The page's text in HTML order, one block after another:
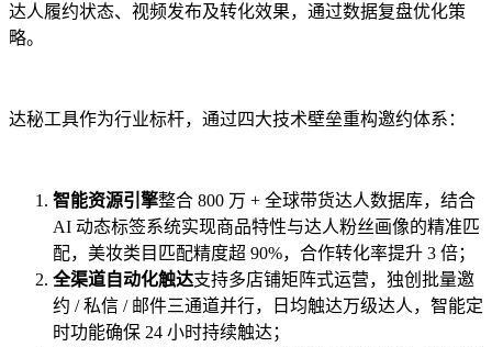
达人履约状态、视频发布及转化效果，通过数据复盘优化策
略。
达秘工具作为行业标杆，通过四大技术壁垒重构邀约体系：
智能资源引擎整合 800 万 + 全球带货达人数据库，结合
AI 动态标签系统实现商品特性与达人粉丝画像的精准匹
配，美妆类目匹配精度超 90%，合作转化率提升 3 倍；
全渠道自动化触达支持多店铺矩阵式运营，独创批量邀
约 / 私信 / 邮件三通道并行，日均触达万级达人，智能定
时功能确保 24 小时持续触达；